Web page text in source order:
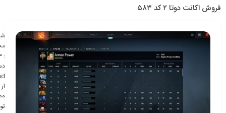
فروش اکانت دوتا ۲ کد ۵۸۳
: